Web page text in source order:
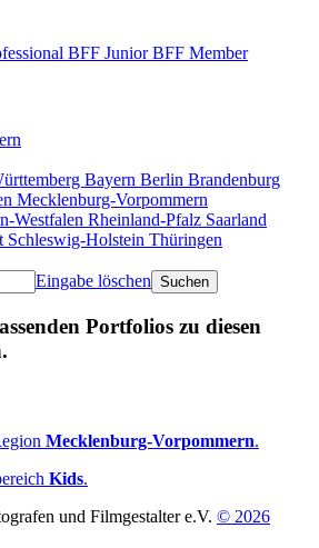
BFF JuniorBFF Member
Bayern Berlin Brandenburg
Mecklenburg-Vorpommern
Westfalen Rheinland-Pfalz Saarland
Schleswig-Holstein Thüringen
Eingabe löschen
Portfolios zu diesen
Mecklenburg-Vorpommern.
Kids.
und Filmgestalter e.V. © 2026